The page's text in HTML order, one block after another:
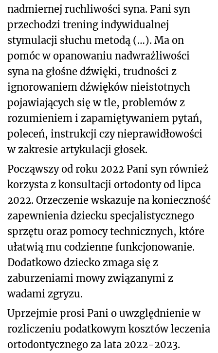
nadmiernej ruchliwości syna. Pani syn
przechodzi trening indywidualnej
stymulacji słuchu metodą (…). Ma on
pomóc w opanowaniu nadwrażliwości
syna na głośne dźwięki, trudności z
ignorowaniem dźwięków nieistotnych
pojawiających się w tle, problemów z
rozumieniem i zapamiętywaniem pytań,
poleceń, instrukcji czy nieprawidłowości
w zakresie artykulacji głosek.
Począwszy od roku 2022 Pani syn również
korzysta z konsultacji ortodonty od lipca
2022. Orzeczenie wskazuje na konieczność
zapewnienia dziecku specjalistycznego
sprzętu oraz pomocy technicznych, które
ułatwią mu codzienne funkcjonowanie.
Dodatkowo dziecko zmaga się z
zaburzeniami mowy związanymi z
wadami zgryzu.
Uprzejmie prosi Pani o uwzględnienie w
rozliczeniu podatkowym kosztów leczenia
ortodontycznego za lata 2022-2023.